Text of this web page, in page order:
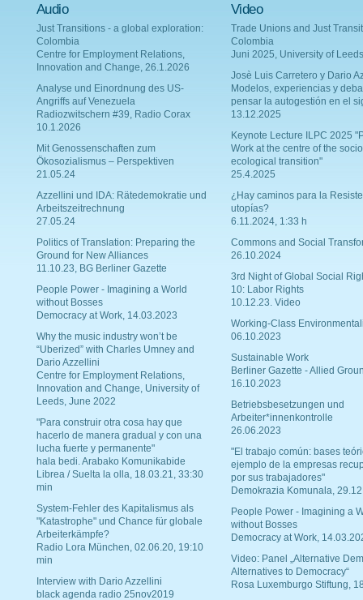
Audio
Just Transitions - a global exploration:
Colombia
Centre for Employment Relations,
Innovation and Change, 26.1.2026
Analyse und Einordnung des US-
Angriffs auf Venezuela
Radiozwitschern #39, Radio Corax
10.1.2026
Mit Genossenschaften zum
Ökosozialismus – Perspektiven
21.05.24
Azzellini und IDA: Rätedemokratie und
Arbeitszeitrechnung
27.05.24
Politics of Translation: Preparing the
Ground for New Alliances
11.10.23, BG Berliner Gazette
People Power - Imagining a World
without Bosses
Democracy at Work, 14.03.2023
Why the music industry won’t be
“Uberized” with Charles Umney and
Dario Azzellini
Centre for Employment Relations,
Innovation and Change, University of
Leeds, June 2022
"Para construir otra cosa hay que
hacerlo de manera gradual y con una
lucha fuerte y permanente"
hala bedi. Arabako Komunikabide
Librea / Suelta la olla, 18.03.21, 33:30
min
System-Fehler des Kapitalismus als
"Katastrophe" und Chance für globale
Arbeiterkämpfe?
Radio Lora München, 02.06.20, 19:10
min
Interview with Dario Azzellini
black agenda radio 25nov2019
Video
Trade Unions and Just
Colombia
Juni 2025, University of Leeds
Josè Luis Carretero y Dario
Modelos, experiencias y
pensar la autogestión en el
13.12.2025
Keynote Lecture ILPC 2025
Work at the centre of the
ecological transition"
25.4.2025
¿Hay caminos para la
utopías?
6.11.2024, 1:33 h
Commons and Social
26.10.2024
3rd Night of Global Social
10: Labor Rights
10.12.23. Video
Working-Class
06.10.2023
Sustainable Work
Berliner Gazette - Allied
16.10.2023
Betriebsbesetzungen und
Arbeiter*innenkontrolle
26.06.2023
"El trabajo común: bases
ejemplo de la empresas
por sus trabajadores"
Demokrazia Komunala,
People Power - Imagining a
without Bosses
Democracy at Work,
Video: Panel „Alternative
Alternatives to Democracy“
Rosa Luxemburgo Stiftung,